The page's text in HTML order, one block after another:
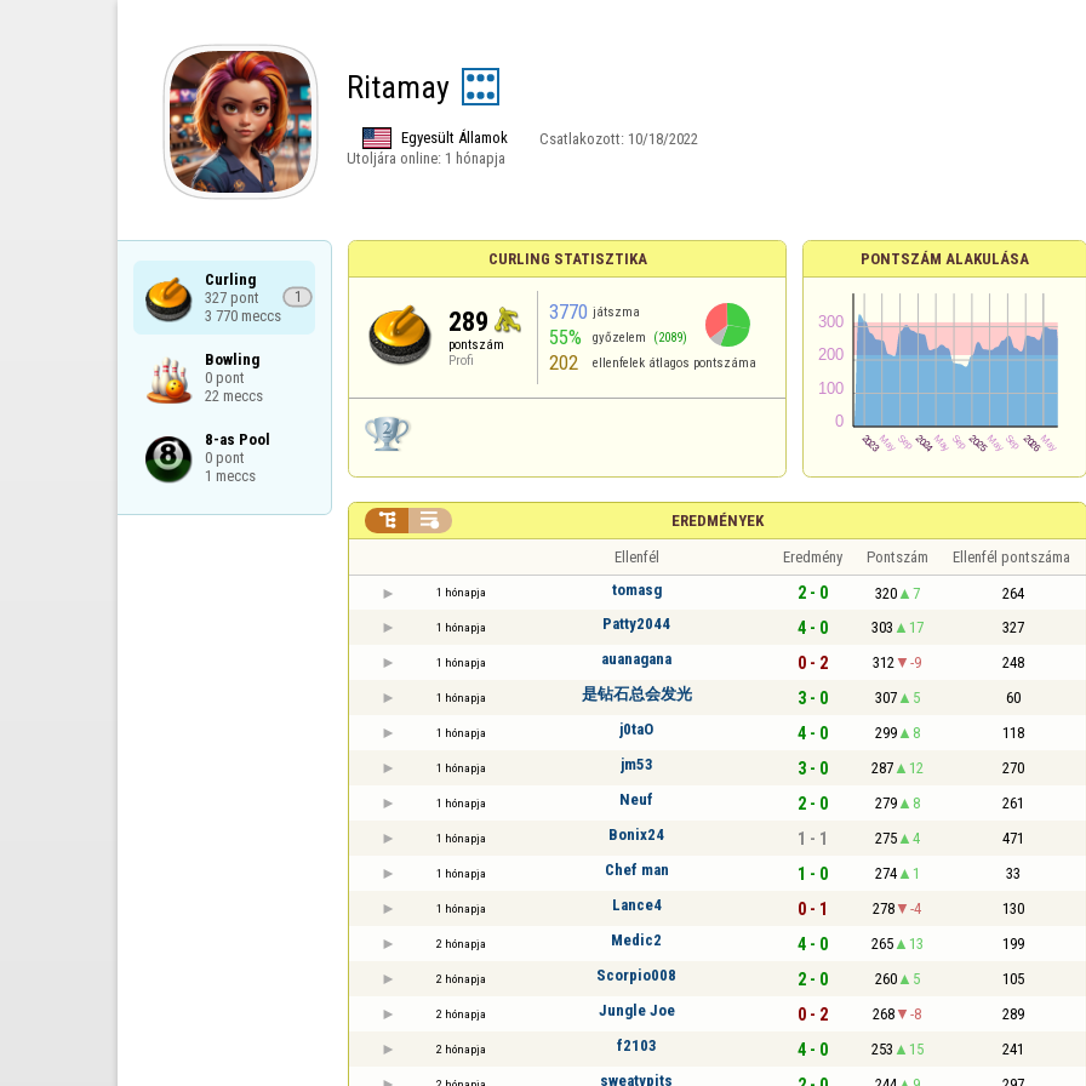
Ritamay
Egyesült Államok Csatlakozott: 10/18/2022
Utoljára online: 1 hónapja
Curling
327 pont
3 770 meccs
1
Bowling
0 pont
22 meccs
8-as Pool
0 pont
1 meccs
CURLING STATISZTIKA
289
pontszám
Profi
3770 játszma
55% győzelem (2089)
202 ellenfelek átlagos pontszáma
PONTSZÁM ALAKULÁSA
EREDMÉNYEK
 
Ellenfél Eredmény Pontszám Ellenfél pontszáma
1 hónapja tomasg 2 - 0 320 7 264
1 hónapja Patty2044 4 - 0 303 17 327
1 hónapja auanagana 0 - 2 312 -9 248
1 hónapja 是钻石总会发光 3 - 0 307 5 60
1 hónapja j0taO 4 - 0 299 8 118
1 hónapja jm53 3 - 0 287 12 270
1 hónapja Neuf 2 - 0 279 8 261
1 hónapja Bonix24 1 - 1 275 4 471
1 hónapja Chef man 1 - 0 274 1 33
1 hónapja Lance4 0 - 1 278 -4 130
2 hónapja Medic2 4 - 0 265 13 199
2 hónapja Scorpio008 2 - 0 260 5 105
2 hónapja Jungle Joe 0 - 2 268 -8 289
2 hónapja f2103 4 - 0 253 15 241
sweatypits